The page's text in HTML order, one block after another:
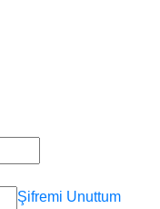
Şifremi Unuttum